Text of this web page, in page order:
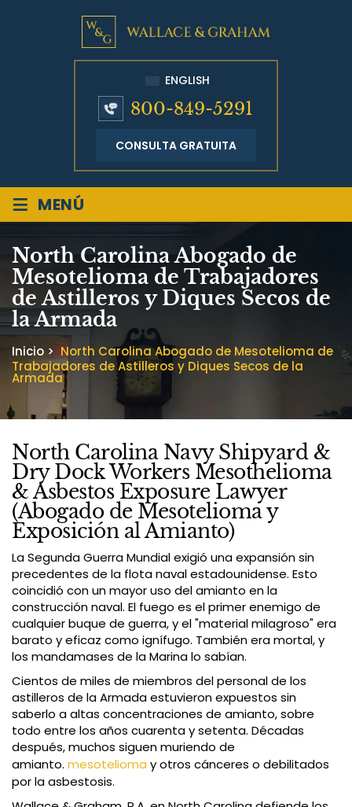
ENGLISH
800-849-5291
CONSULTA GRATUITA
≡ MENÚ
North Carolina Abogado de
Mesotelioma de Trabajadores
de Astilleros y Diques Secos de
la Armada
Inicio >North Carolina Abogado de Mesotelioma de
Trabajadores de Astilleros y Diques Secos de la
Armada
North Carolina Navy Shipyard &
Dry Dock Workers Mesothelioma
& Asbestos Exposure Lawyer
(Abogado de Mesotelioma y
Exposición al Amianto)
La Segunda Guerra Mundial exigió una expansión sin
precedentes de la flota naval estadounidense. Esto
coincidió con un mayor uso del amianto en la
construcción naval. El fuego es el primer enemigo de
cualquier buque de guerra, y el "material milagroso" era
barato y eficaz como ignífugo. También era mortal, y
los mandamases de la Marina lo sabían.
Cientos de miles de miembros del personal de los
astilleros de la Armada estuvieron expuestos sin
saberlo a altas concentraciones de amianto, sobre
todo entre los años cuarenta y setenta. Décadas
después, muchos siguen muriendo de
amianto. mesotelioma y otros cánceres o debilitados
por la asbestosis.